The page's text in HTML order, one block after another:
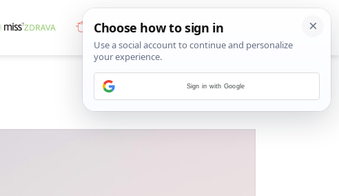
Sign in with Google